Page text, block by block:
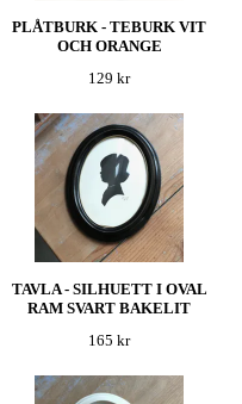
PLÅTBURK - TEBURK VIT
OCH ORANGE
129 kr
TAVLA - SILHUETT I OVAL
RAM SVART BAKELIT
165 kr